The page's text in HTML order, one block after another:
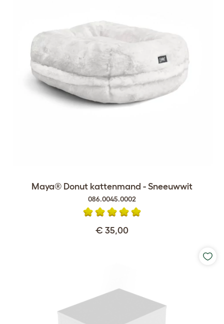
Maya® Donut kattenmand - Sneeuwwit
086.0045.0002
€ 35,00